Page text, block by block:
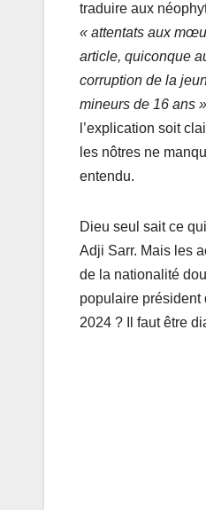
traduire aux
« attentats aux
article, quiconque
corruption de la
mineurs de 16 ans
l’explication soit
les nôtres ne
entendu.
Dieu seul sait ce
Adji Sarr. Mais les
de la nationalité
populaire président
2024 ? Il faut être